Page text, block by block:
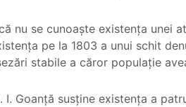
nu se cunoaște existența unei
pe la 1803 a unui schit
stabile a căror populație
I. Goanță susține existența a